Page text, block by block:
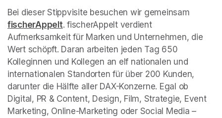
Bei dieser Stippvisite besuchen wir gemeinsam
fischerAppelt(opens in a new tab)
. fischerAppelt verdient
Aufmerksamkeit für Marken und Unternehmen, die
Wert schöpft. Daran arbeiten jeden Tag 650
Kolleginnen und Kollegen an elf nationalen und
internationalen Standorten für über 200 Kunden,
darunter die Hälfte aller DAX-Konzerne. Egal ob
Digital, PR & Content, Design, Film, Strategie, Event
Marketing, Online-Marketing oder Social Media –